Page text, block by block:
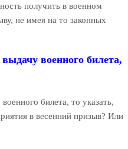
получить в военном
не имея на то законных
военного билета,
билета, то указать,
в весенний призыв? Или